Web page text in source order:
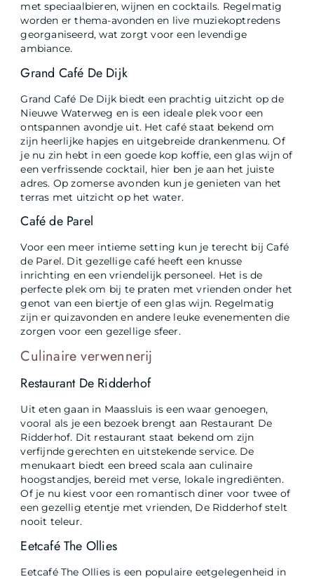
met speciaalbieren, wijnen en cocktails. Regelmatig
worden er thema-avonden en live muziekoptredens
georganiseerd, wat zorgt voor een levendige
ambiance.
Grand Café De Dijk
Grand Café De Dijk biedt een prachtig uitzicht op de
Nieuwe Waterweg en is een ideale plek voor een
ontspannen avondje uit. Het café staat bekend om
zijn heerlijke hapjes en uitgebreide drankenmenu. Of
je nu zin hebt in een goede kop koffie, een glas wijn of
een verfrissende cocktail, hier ben je aan het juiste
adres. Op zomerse avonden kun je genieten van het
terras met uitzicht op het water.
Café de Parel
Voor een meer intieme setting kun je terecht bij Café
de Parel. Dit gezellige café heeft een knusse
inrichting en een vriendelijk personeel. Het is de
perfecte plek om bij te praten met vrienden onder het
genot van een biertje of een glas wijn. Regelmatig
zijn er quizavonden en andere leuke evenementen die
zorgen voor een gezellige sfeer.
Culinaire verwennerij
Restaurant De Ridderhof
Uit eten gaan in Maassluis is een waar genoegen,
vooral als je een bezoek brengt aan Restaurant De
Ridderhof. Dit restaurant staat bekend om zijn
verfijnde gerechten en uitstekende service. De
menukaart biedt een breed scala aan culinaire
hoogstandjes, bereid met verse, lokale ingrediënten.
Of je nu kiest voor een romantisch diner voor twee of
een gezellig etentje met vrienden, De Ridderhof stelt
nooit teleur.
Eetcafé The Ollies
Eetcafé The Ollies is een populaire eetgelegenheid in